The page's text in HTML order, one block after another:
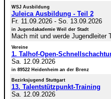
WSJ Ausbildung
Juleica Ausbildung - Teil 2
Fr. 11.09.2026- So. 13.09.2026
in Jugendakademie Weil der Stadt
Mach mit und werde Jugendleiter
Vereine
1. Talhof-Open-
Sa. 12.09.2026
in 89522 Heidenheim an der Brenz
Bezirksjugend Stuttgart
13. Talentstützpunkt-Training
Sa. 12.09.2026